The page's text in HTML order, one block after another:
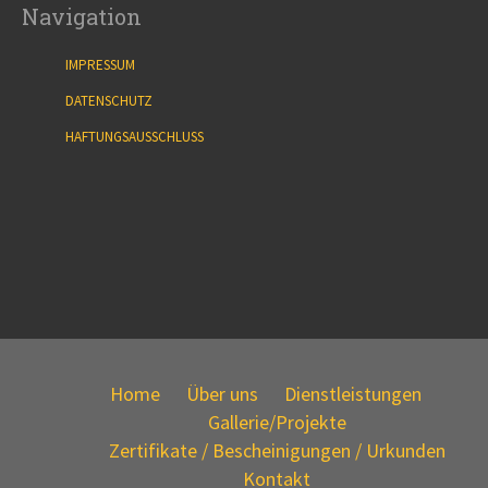
Navigation
IMPRESSUM
DATENSCHUTZ
HAFTUNGSAUSSCHLUSS
Home Über uns
Dienstleistungen
Gallerie/Projekte
Zertifikate / Bescheinigungen / Urkunden
Kontakt